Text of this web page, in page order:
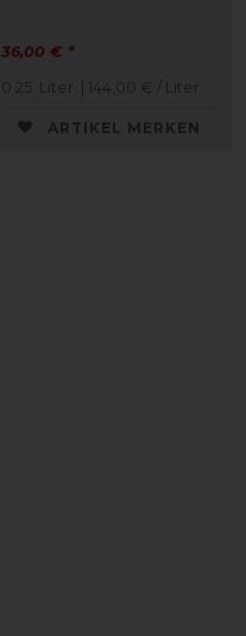
36,00 € *
0.25 Liter | 144,00 € / Liter
ARTIKEL MERKEN